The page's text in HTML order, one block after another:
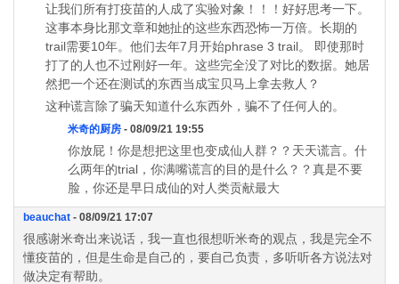
让我们所有打疫苗的人成了实验对象！！！好好思考一下。
这事本身比那文章和她扯的这些东西恐怖一万倍。长期的
trail需要10年。他们去年7月开始phrase 3 trail。 即使那时
打了的人也不过刚好一年。这些完全没了对比的数据。她居
然把一个还在测试的东西当成宝贝马上拿去救人？
这种谎言除了骗天知道什么东西外，骗不了任何人的。
米奇的厨房 - 08/09/21 19:55
你放屁！你是想把这里也变成仙人群？？天天谎言。什
么两年的trial，你满嘴谎言的目的是什么？？真是不要
脸，你还是早日成仙的对人类贡献最大
beauchat - 08/09/21 17:07
很感谢米奇出来说话，我一直也很想听米奇的观点，我是完全不
懂疫苗的，但是生命是自己的，要自己负责，多听听各方说法对
做决定有帮助。